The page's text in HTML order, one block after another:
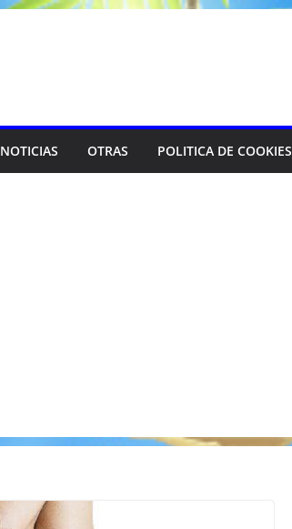
NOTICIAS OTRAS POLITICA DE COOKIES